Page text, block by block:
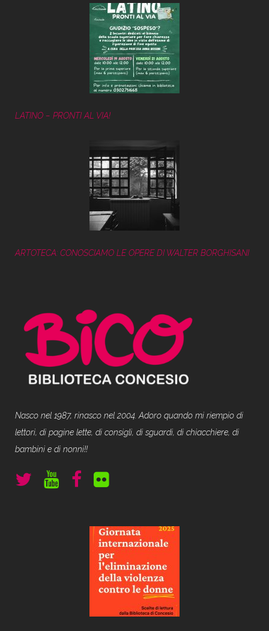
LATINO – PRONTI AL VIA!
ARTOTECA: CONOSCIAMO LE OPERE DI WALTER BORGHISANI
Nasco nel 1987, rinasco nel 2004. Adoro quando mi riempio di
lettori, di pagine lette, di consigli, di sguardi, di chiacchiere, di
bambini e di nonni!!